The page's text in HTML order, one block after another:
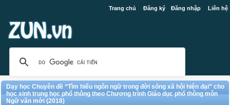
Trang chủ Đăng ký Đăng nhập Liên hệ
Dạy học Chuyên đề “Tìm hiểu ngôn ngữ trong đời sống xã hội hiện đại” cho
học sinh trung học phổ thông theo Chương trình Giáo dục phổ thông môn
Ngữ văn mới (2018)